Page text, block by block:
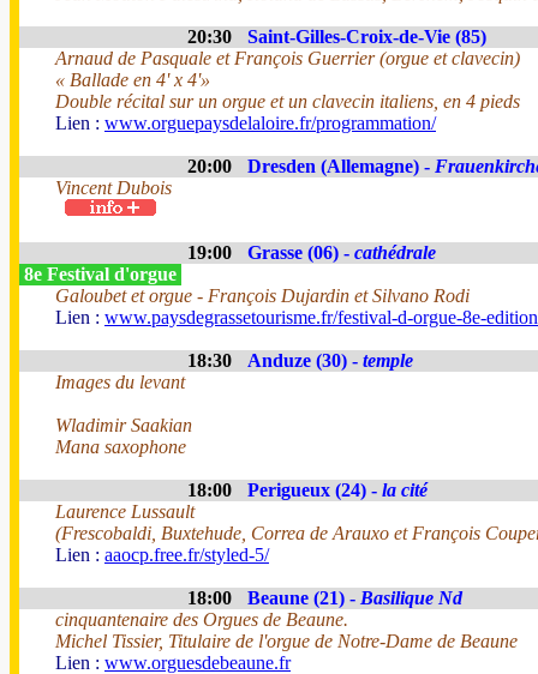
20:30
Saint-Gilles-Croix-de-Vie (85)
Arnaud de Pasquale et François Guerrier (orgue et clavecin)
« Ballade en 4' x 4'»
Double récital sur un orgue et un clavecin italiens, en 4 pieds
Lien : www.orguepaysdelaloire.fr/programmation/
20:00 Dresden (Allemagne) -
Vincent Dubois
19:00 Grasse (06) - cathédrale
8e Festival d'orgue
Galoubet et orgue - François Dujardin et Silvano Rodi
Lien : www.paysdegrassetourisme.fr/festival-d-orgue-8e-
18:30 Anduze (30) - temple
Images du levant
Wladimir Saakian
Mana saxophone
18:00 Perigueux (24) - la cité
Laurence Lussault
(Frescobaldi, Buxtehude, Correa de Arauxo et François
Lien : aaocp.free.fr/styled-5/
18:00 Beaune (21) - Basilique Nd
cinquantenaire des Orgues de Beaune.
Michel Tissier, Titulaire de l'orgue de Notre-Dame de Beaune
Lien : www.orguesdebeaune.fr